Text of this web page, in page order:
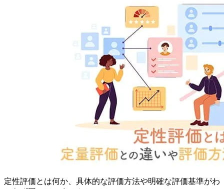
定性評価とは何か、具体的な評価方法や明確な評価基準がわ